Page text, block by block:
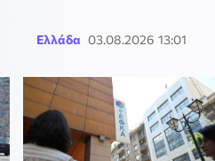
Ελλάδα 03.08.2026 13:01